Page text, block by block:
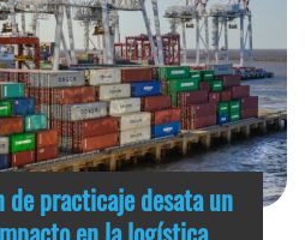
de practicaje desata un